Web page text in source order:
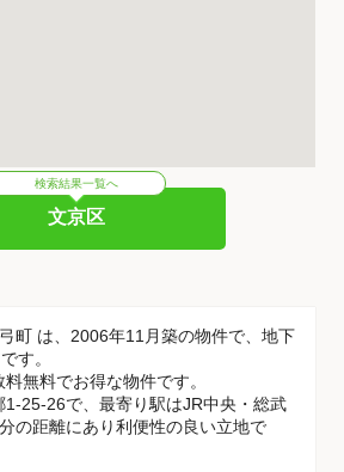
検索結果一覧へ
文京区
町 は、2006年11月築の物件で、地下
す。
無料でお得な物件です。
1-25-26で、最寄り駅はJR中央・総武
の距離にあり利便性の良い立地で